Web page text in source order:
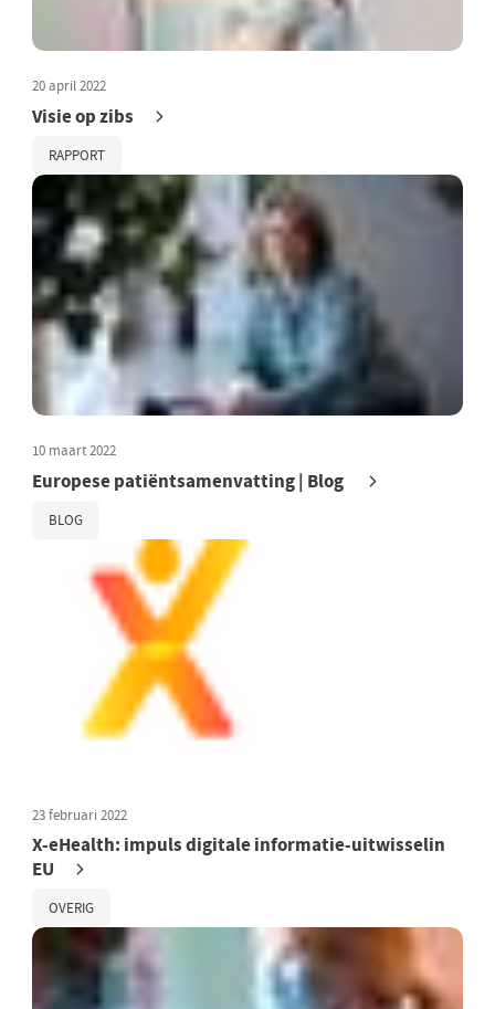
20 april 2022
Visie op zibs
RAPPORT
10 maart 2022
Europese patiëntsamenvatting | Blog
BLOG
23 februari 2022
X-eHealth: impuls digitale informatie-uitwisselin
EU
OVERIG